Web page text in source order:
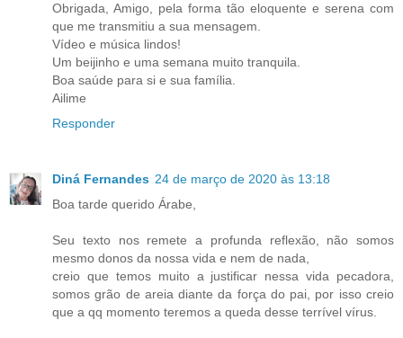
Obrigada, Amigo, pela forma tão eloquente e serena com
que me transmitiu a sua mensagem.
Vídeo e música lindos!
Um beijinho e uma semana muito tranquila.
Boa saúde para si e sua família.
Ailime
Responder
Diná Fernandes 24 de março de 2020 às 13:18
Boa tarde querido Árabe,
Seu texto nos remete a profunda reflexão, não somos
mesmo donos da nossa vida e nem de nada,
creio que temos muito a justificar nessa vida pecadora,
somos grão de areia diante da força do pai, por isso creio
que a qq momento teremos a queda desse terrível vírus.